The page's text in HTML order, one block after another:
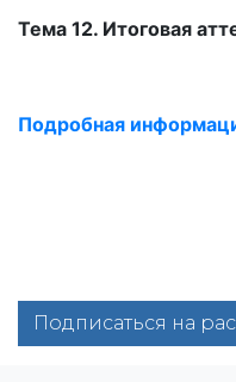
Тема 12. Итоговая
Подробная
Подписаться на